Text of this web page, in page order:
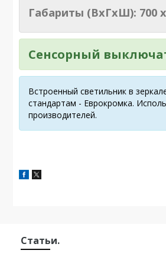
Габариты (ВxГxШ): 700
Сенсорный
Встроенный светильник в
стандартам - Еврокромка.
производителей.
Статьи.